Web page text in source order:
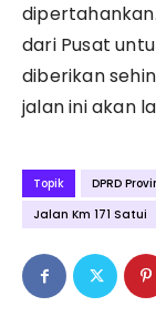
dari Pusat
diberikan
jalan ini akan
Topik DPRD
Jalan Km 171 Satui